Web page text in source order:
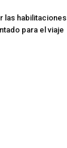
las habilitaciones
para el viaje